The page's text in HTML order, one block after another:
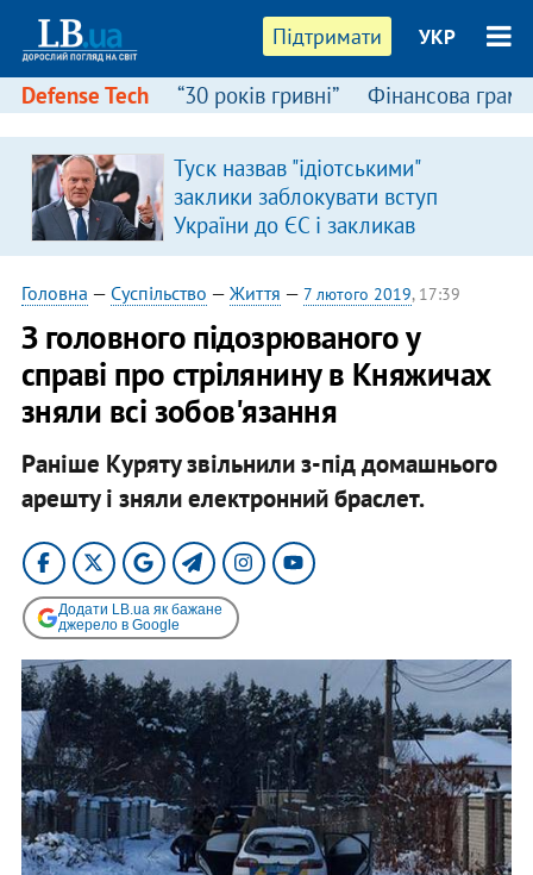
Підтримати УКР
Defense Tech “30 років гривні” Фінансова
Туск назвав "ідіотськими"
заклики заблокувати вступ
України до ЄС і закликав
припинити антиукраїнську
риторику
Головна — Суспільство — Життя — 7 лютого 2019, 17:39
З головного підозрюваного у
справі про стрілянину в Княжичах
зняли всі зобов'язання
Раніше Куряту звільнили з-під домашнього
арешту і зняли електронний браслет.
Додати LB.ua як бажане
джерело в Google